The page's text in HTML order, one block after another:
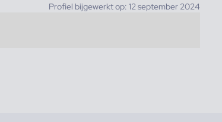
Profiel bijgewerkt op: 12 september 2024